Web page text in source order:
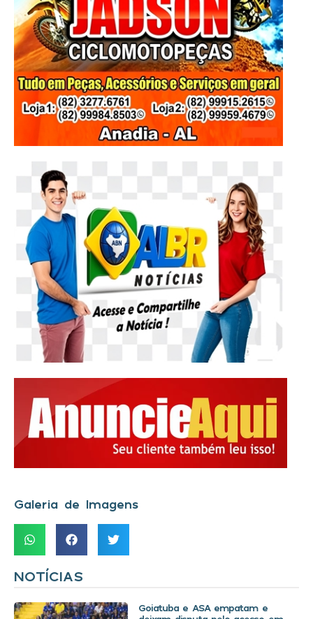
Galeria de Imagens
NOTÍCIAS
Goiatuba e ASA empatam e